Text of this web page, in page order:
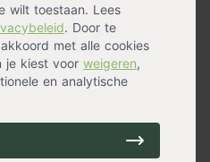
wilt toestaan. Lees
. Door te
met alle cookies
je kiest voor weigeren,
en analytische
op een rooster van
kan deze boom ook
We verkopen
boom heeft een andere
gemeen hebben is dat
onder andere op de